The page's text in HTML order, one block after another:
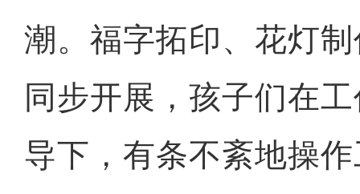
潮。福字拓印、花灯
同步开展，孩子们在
导下，有条不紊地操